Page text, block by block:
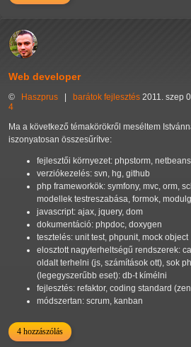
Web developer
© Haszprus | barátok fejlesztés 2011. szep
4
Ma a következő témakörökről meséltem
iszonyatosan összesűrítve:
fejlesztői környezet: phpstorm,
verziókezelés: svn, hg, github
php frameworkök: symfony, mvc, orm,
modellek testreszabása, formok,
javascript: ajax, jquery, dom
dokumentáció: phpdoc, doxygen
tesztelés: unit test, phpunit, mock object
elosztott nagyterheltségű rendszerek:
oldalt terhelni (js, számítások ott), sok
(legegyszerűbb eset): db-t kímélni
fejlesztés: refaktor, coding standard
módszertan: scrum, kanban
4 hozzászólás